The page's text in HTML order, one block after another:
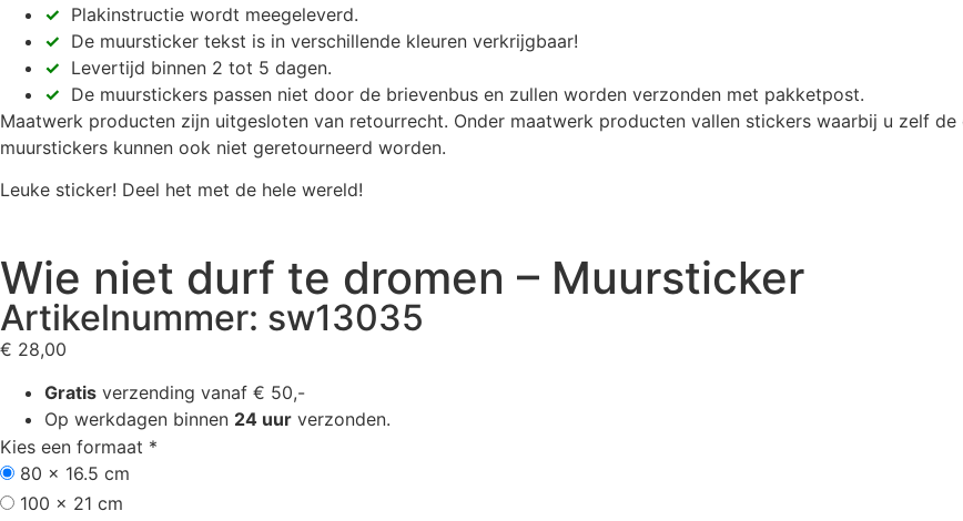
✓ Plakinstructie wordt meegeleverd.
✓ De muursticker tekst is in verschillende kleuren verkrijgbaar!
✓ Levertijd binnen 2 tot 5 dagen.
✓ De muurstickers passen niet door de brievenbus en zullen worden verzonden met pakketpost.
Maatwerk producten zijn uitgesloten van retourrecht. Onder maatwerk producten vallen stickers waarbij u zelf
muurstickers kunnen ook niet geretourneerd worden.
Leuke sticker! Deel het met de hele wereld!
Wie niet durf te dromen – Muursticker
Artikelnummer: sw13035
€ 28,00
Gratis verzending vanaf € 50,-
Op werkdagen binnen 24 uur verzonden.
Kies een formaat *
80 x 16.5 cm
100 x 21 cm